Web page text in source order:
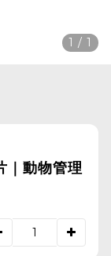
1 / 1
動物管理